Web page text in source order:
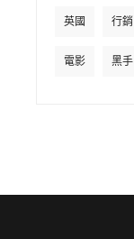
英國 行銷
電影 黑手